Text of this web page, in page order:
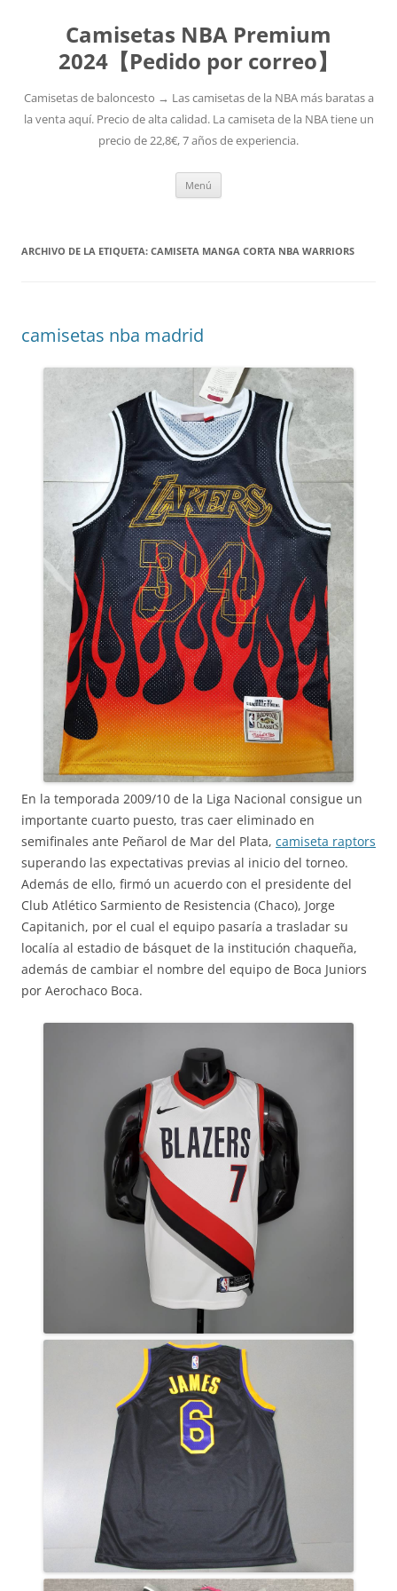
Camisetas NBA Premium
2024【Pedido por correo】
Camisetas de baloncesto → Las camisetas de la NBA más baratas a
la venta aquí. Precio de alta calidad. La camiseta de la NBA tiene un
precio de 22,8€, 7 años de experiencia.
Menú
ARCHIVO DE LA ETIQUETA: CAMISETA MANGA CORTA NBA WARRIORS
camisetas nba madrid
En la temporada 2009/10 de la Liga Nacional consigue un
importante cuarto puesto, tras caer eliminado en
semifinales ante Peñarol de Mar del Plata, camiseta raptors
superando las expectativas previas al inicio del torneo.
Además de ello, firmó un acuerdo con el presidente del
Club Atlético Sarmiento de Resistencia (Chaco), Jorge
Capitanich, por el cual el equipo pasaría a trasladar su
localía al estadio de básquet de la institución chaqueña,
además de cambiar el nombre del equipo de Boca Juniors
por Aerochaco Boca.